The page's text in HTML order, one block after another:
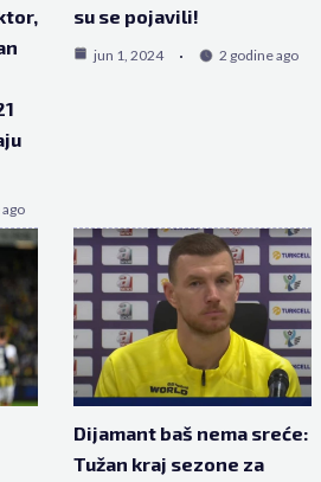
su se pojavili!
jun 1, 2024 2 godine ago
Dijamant baš nema sreće:
Tužan kraj sezone za